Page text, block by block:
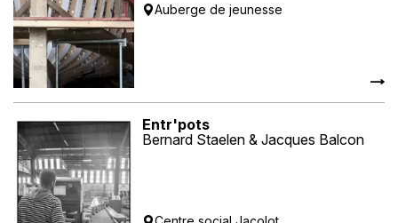
Auberge de jeunesse
Entr'pots
Bernard Staelen & Jacques Balcon